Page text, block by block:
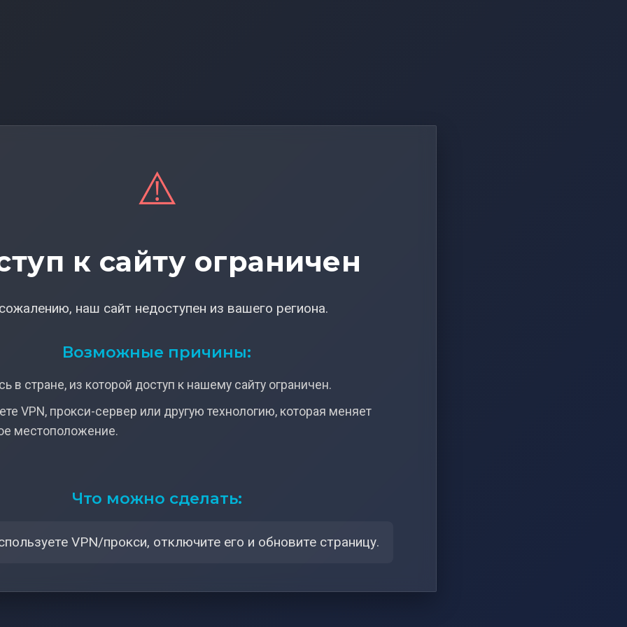
⚠️
к сайту ограничен
наш сайт недоступен из вашего региона.
Возможные причины:
в стране, из которой доступ к нашему сайту ограничен.
VPN, прокси-сервер или другую технологию, которая меняет
местоположение.
Что можно сделать:
VPN/прокси, отключите его и обновите страницу.